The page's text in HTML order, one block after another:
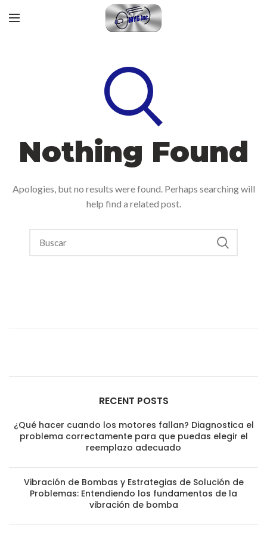
Nothing Found
Apologies, but no results were found. Perhaps searching will
help find a related post.
RECENT POSTS
¿Qué hacer cuando los motores fallan? Diagnostica el
problema correctamente para que puedas elegir el
reemplazo adecuado
Vibración de Bombas y Estrategias de Solución de
Problemas: Entendiendo los fundamentos de la
vibración de bomba